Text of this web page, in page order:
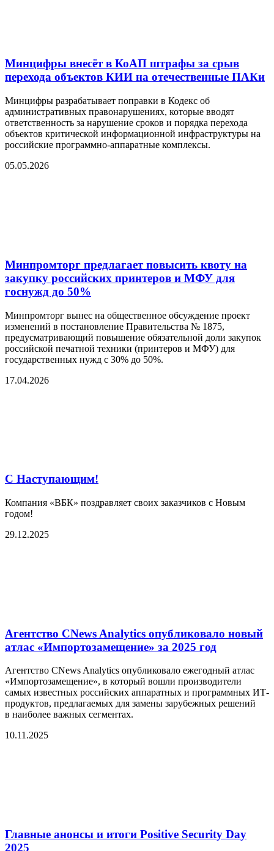
Минцифры внесёт в КоАП штрафы за срыв
перехода объектов КИИ на отечественные ПАКи
Минцифры разрабатывает поправки в Кодекс об
административных правонарушениях, которые вводят
ответственность за нарушение сроков и порядка перехода
объектов критической информационной инфраструктуры на
российские программно-аппаратные комплексы.
05.05.2026
Минпромторг предлагает повысить квоту на
закупку российских принтеров и МФУ для
госнужд до 50%
Минпромторг вынес на общественное обсуждение проект
изменений в постановление Правительства № 1875,
предусматривающий повышение обязательной доли закупок
российской печатной техники (принтеров и МФУ) для
государственных нужд с 30% до 50%.
17.04.2026
С Наступающим!
Компания «ВБК» поздравляет своих заказчиков с Новым
годом!
29.12.2025
Агентство CNews Analytics опубликовало новый
атлас «Импортозамещение» за 2025 год
Агентство CNews Analytics опубликовало ежегодный атлас
«Импортозамещение», в который вошли производители
самых известных российских аппаратных и программных ИТ-
продуктов, предлагаемых для замены зарубежных решений
в наиболее важных сегментах.
10.11.2025
Главные анонсы и итоги Positive Security Day
2025